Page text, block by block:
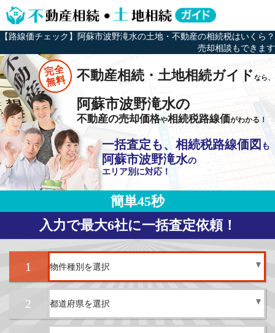
【路線価チェック】阿蘇市波野滝水の土地・不動産の相続税はいくら？
売却相談もできます
完全
無料 不動産相続・土地相続ガイドなら、
阿蘇市波野滝水の
不動産の売却価格や相続税路線価がわかる！
一括査定も、相続税路線価図 も
阿蘇市波野滝水の
エリア別に対応！
簡単45秒
入力で最大6社に一括査定依頼！
1
2